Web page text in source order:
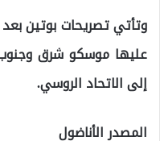
وتأتي تصريحات بوتين
عليها موسكو شرق وجنوب
إلى الاتحاد الروسي.
المصدر الأناضول